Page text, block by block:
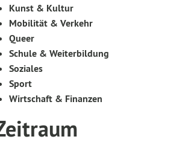
Kunst & Kultur
Mobilität & Verkehr
Queer
Schule & Weiterbildung
Soziales
Sport
Wirtschaft & Finanzen